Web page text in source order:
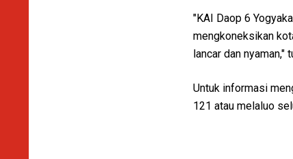
"KAI Daop 6
mengkoneksikan
lancar dan nyaman,"
Untuk informasi
121 atau melaluo